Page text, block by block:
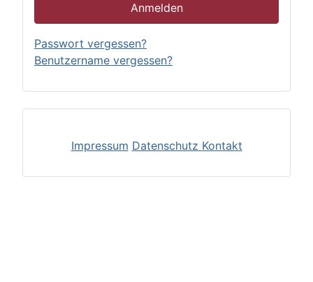
Anmelden
Passwort vergessen?
Benutzername vergessen?
Impressum Datenschutz Kontakt